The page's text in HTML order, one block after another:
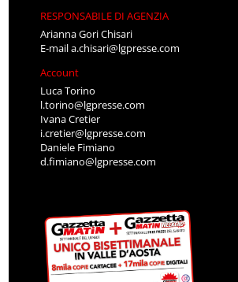
RESPONSABILE DI AGENZIA
Arianna Gori Chisari
E-maila.chisari@lgpresse.com
Account
Luca Torino
l.torino@lgpresse.com
Ivana Cretier
i.cretier@lgpresse.com
Daniele Fimiano
d.fimiano@lgpresse.com